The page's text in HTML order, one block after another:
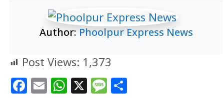
Author: Phoolpur Express News
Post Views: 1,373
Facebook
EmailWhatsApp
X Message